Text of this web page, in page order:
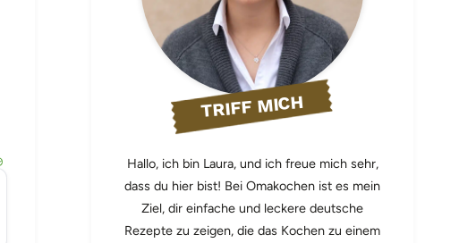
TRIFF MICH
Hallo, ich bin Laura, und ich freue mich sehr,
dass du hier bist! Bei Omakochen ist es mein
Ziel, dir einfache und leckere deutsche
Rezepte zu zeigen, die das Kochen zu einem